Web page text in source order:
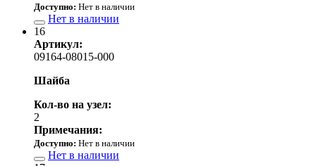
Доступно: Нет в наличии
Нет в наличии
16
Артикул:
09164-08015-000
Шайба
Кол-во на узел:
2
Примечания:
Доступно: Нет в наличии
Нет в наличии